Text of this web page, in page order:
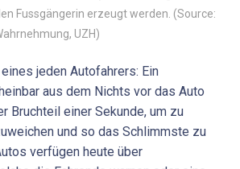
Fussgängerin erzeugt werden. (Source:
UZH)
jeden Autofahrers: Ein
aus dem Nichts vor das Auto
Bruchteil einer Sekunde, um zu
und so das Schlimmste zu
verfügen heute über